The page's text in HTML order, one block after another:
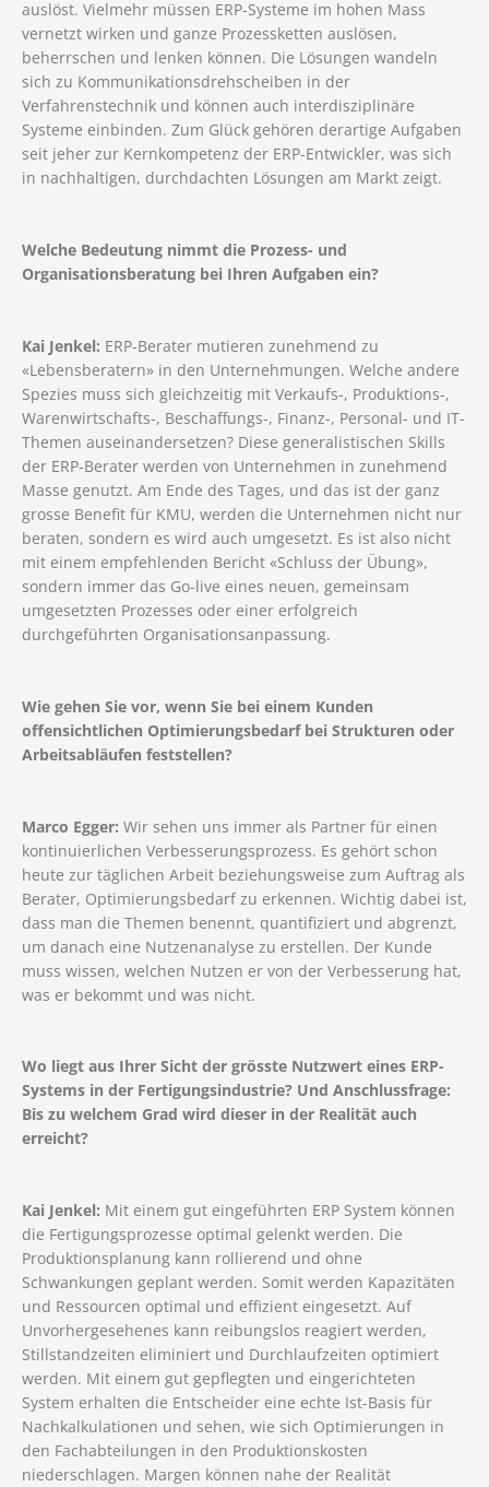
auslöst. Vielmehr müssen ERP-Systeme im hohen Mass
vernetzt wirken und ganze Prozessketten auslösen,
beherrschen und lenken können. Die Lösungen wandeln
sich zu Kommunikationsdrehscheiben in der
Verfahrenstechnik und können auch interdisziplinäre
Systeme einbinden. Zum Glück gehören derartige Aufgaben
seit jeher zur Kernkompetenz der ERP-Entwickler, was sich
in nachhaltigen, durchdachten Lösungen am Markt zeigt.
Welche Bedeutung nimmt die Prozess- und
Organisationsberatung bei Ihren Aufgaben ein?
Kai Jenkel: ERP-Berater mutieren zunehmend zu
«Lebensberatern» in den Unternehmungen. Welche andere
Spezies muss sich gleichzeitig mit Verkaufs-, Produktions-,
Warenwirtschafts-, Beschaffungs-, Finanz-, Personal- und IT-
Themen auseinandersetzen? Diese generalistischen Skills
der ERP-Berater werden von Unternehmen in zunehmend
Masse genutzt. Am Ende des Tages, und das ist der ganz
grosse Benefit für KMU, werden die Unternehmen nicht nur
beraten, sondern es wird auch umgesetzt. Es ist also nicht
mit einem empfehlenden Bericht «Schluss der Übung»,
sondern immer das Go-live eines neuen, gemeinsam
umgesetzten Prozesses oder einer erfolgreich
durchgeführten Organisationsanpassung.
Wie gehen Sie vor, wenn Sie bei einem Kunden
offensichtlichen Optimierungsbedarf bei Strukturen oder
Arbeitsabläufen feststellen?
Marco Egger: Wir sehen uns immer als Partner für einen
kontinuierlichen Verbesserungsprozess. Es gehört schon
heute zur täglichen Arbeit beziehungsweise zum Auftrag als
Berater, Optimierungsbedarf zu erkennen. Wichtig dabei ist,
dass man die Themen benennt, quantifiziert und abgrenzt,
um danach eine Nutzenanalyse zu erstellen. Der Kunde
muss wissen, welchen Nutzen er von der Verbesserung hat,
was er bekommt und was nicht.
Wo liegt aus Ihrer Sicht der grösste Nutzwert eines ERP-
Systems in der Fertigungsindustrie? Und Anschlussfrage:
Bis zu welchem Grad wird dieser in der Realität auch
erreicht?
Kai Jenkel: Mit einem gut eingeführten ERP System können
die Fertigungsprozesse optimal gelenkt werden. Die
Produktionsplanung kann rollierend und ohne
Schwankungen geplant werden. Somit werden Kapazitäten
und Ressourcen optimal und effizient eingesetzt. Auf
Unvorhergesehenes kann reibungslos reagiert werden,
Stillstandzeiten eliminiert und Durchlaufzeiten optimiert
werden. Mit einem gut gepflegten und eingerichteten
System erhalten die Entscheider eine echte Ist-Basis für
Nachkalkulationen und sehen, wie sich Optimierungen in
den Fachabteilungen in den Produktionskosten
niederschlagen. Margen können nahe der Realität